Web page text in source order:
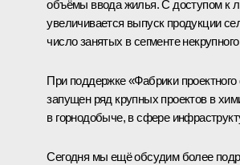
объёмы ввода жилья. С доступом к
увеличивается выпуск продукции
число занятых в сегменте
При поддержке «Фабрики
запущен ряд крупных проектов в
в горнодобыче, в сфере
Сегодня мы ещё обсудим более